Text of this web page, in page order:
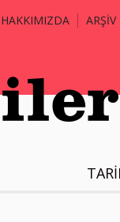
HAKKIMIZDA ARŞİV